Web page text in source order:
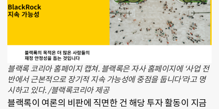
블랙록 코리아 홈페이지 캡쳐. 블랙록은 자사 홈페이지에 ‘사업 전
반에서 근본적으로 장기적 지속 가능성에 중점을 둡니다’라고 명
시하고 있다. /블랙록코리아 제공
블랙록이 여론의 비판에 직면한 건 해당 투자 활동이 지금